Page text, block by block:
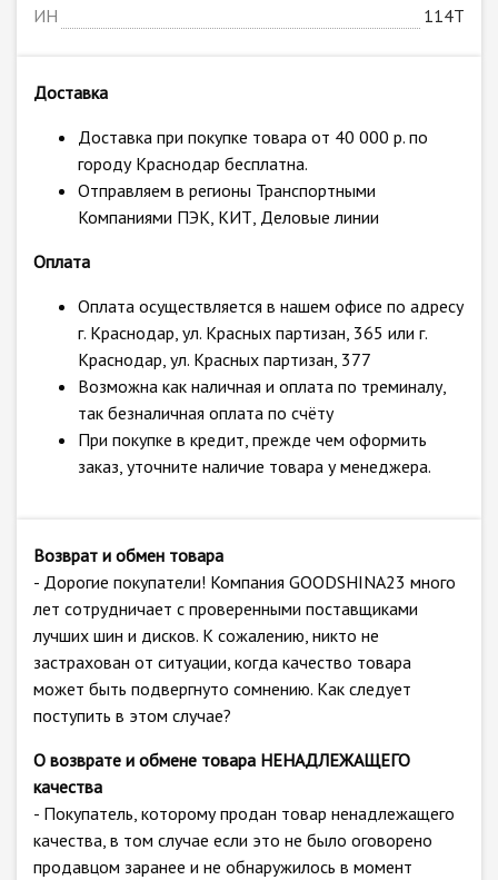
ИН
114T
Доставка
Доставка при покупке товара от 40 000 р. по
городу Краснодар бесплатна.
Отправляем в регионы Транспортными
Компаниями ПЭК, КИТ, Деловые линии
Оплата
Оплата осуществляется в нашем офисе по адресу
г. Краснодар, ул. Красных партизан, 365 или г.
Краснодар, ул. Красных партизан, 377
Возможна как наличная и оплата по треминалу,
так безналичная оплата по счёту
При покупке в кредит, прежде чем оформить
заказ, уточните наличие товара у менеджера.
Возврат и обмен товара
- Дорогие покупатели! Компания GOODSHINA23 много
лет сотрудничает с проверенными поставщиками
лучших шин и дисков. К сожалению, никто не
застрахован от ситуации, когда качество товара
может быть подвергнуто сомнению. Как следует
поступить в этом случае?
О возврате и обмене товара НЕНАДЛЕЖАЩЕГО
качества
- Покупатель, которому продан товар ненадлежащего
качества, в том случае если это не было оговорено
продавцом заранее и не обнаружилось в момент